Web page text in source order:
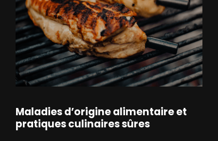
Maladies d’origine alimentaire et
pratiques culinaires sûres